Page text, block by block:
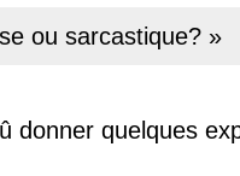
ou sarcastique? »
donner quelques